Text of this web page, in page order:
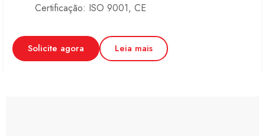
Certificação: ISO 9001, CE
Solicite agora Leia mais